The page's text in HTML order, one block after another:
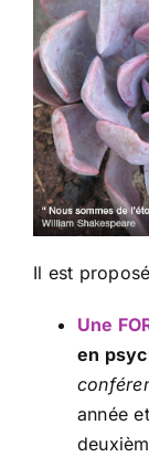
Il est
Une
en
année